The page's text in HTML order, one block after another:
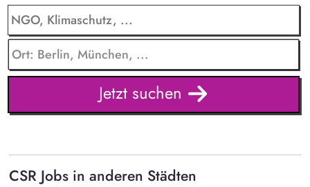
Jetzt suchen
CSR Jobs in anderen Städten